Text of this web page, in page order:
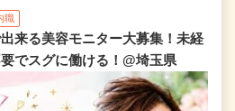
職
来る美容モニター大募集！未経
でスグに働ける！@埼玉県